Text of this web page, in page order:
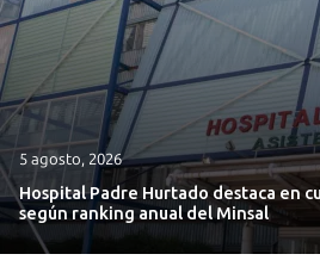
5 agosto, 2026
Hospital Padre Hurtado destaca en
según ranking anual del Minsal